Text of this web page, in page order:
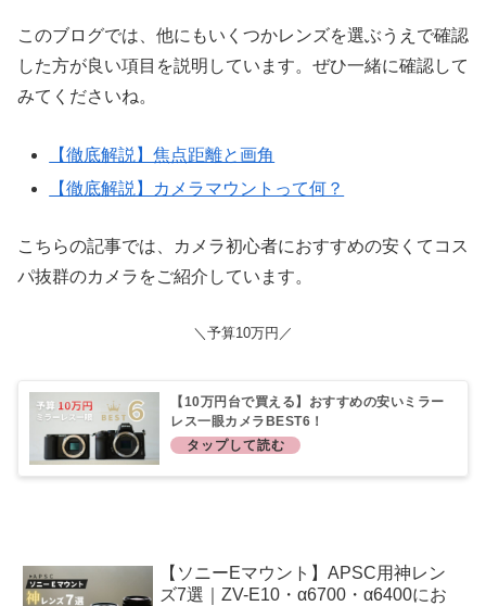
このブログでは、他にもいくつかレンズを選ぶうえで確認
した方が良い項目を説明しています。ぜひ一緒に確認して
みてくださいね。
【徹底解説】焦点距離と画角
【徹底解説】カメラマウントって何？
こちらの記事では、カメラ初心者におすすめの安くてコス
パ抜群のカメラをご紹介しています。
＼予算10万円／
【10万円台で買える】おすすめの安いミラー
レス一眼カメラBEST6！
【ソニーEマウント】APSC用神レン
ズ7選｜ZV-E10・α6700・α6400にお